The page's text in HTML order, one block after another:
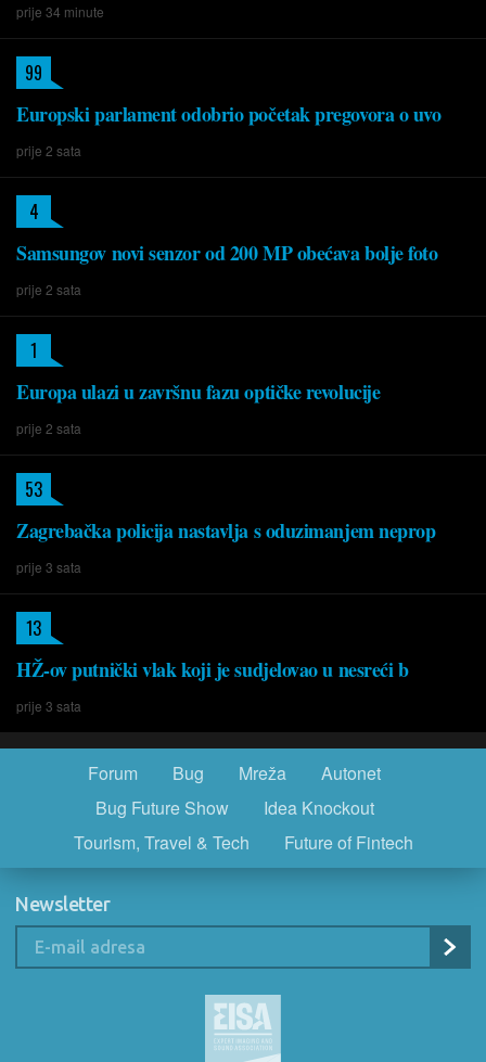
prije 34 minute
Europski parlament odobrio početak pregovora o uvo
prije 2 sata
99
Samsungov novi senzor od 200 MP obećava bolje foto
prije 2 sata
4
Europa ulazi u završnu fazu optičke revolucije
prije 2 sata
1
Zagrebačka policija nastavlja s oduzimanjem neprop
prije 3 sata
53
HŽ-ov putnički vlak koji je sudjelovao u nesreći b
prije 3 sata
13
Forum Bug Mreža
Autonet
Bug Future Show
Idea Knockout
Tourism, Travel & Tech
Future of Fintech
Newsletter